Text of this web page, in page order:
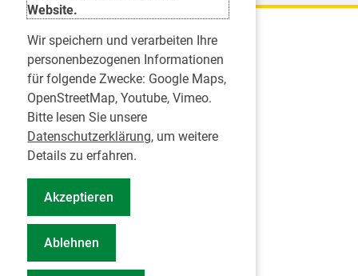
Website.
Wir speichern und verarbeiten Ihre
personenbezogenen Informationen
für folgende Zwecke: Google Maps,
OpenStreetMap, Youtube, Vimeo.
Bitte lesen Sie unsere
Datenschutzerklärung, um weitere
Details zu erfahren.
Akzeptieren
Ablehnen
Karriere
Inserate
Praktikum in einer Zahnarztpraxis
Jobs im Zahnärztehaus
Presse
Pressemitteilungen